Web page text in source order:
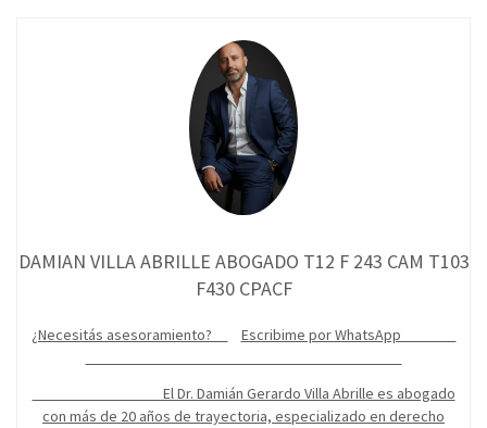
DAMIAN VILLA ABRILLE ABOGADO T12 F 243 CAM T103
F430 CPACF
¿Necesitás asesoramiento? Escribime por WhatsApp
El Dr. Damián Gerardo Villa Abrille es abogado
con más de 20 años de trayectoria, especializado en derecho